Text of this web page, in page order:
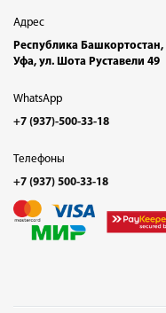
Адрес
Республика Башкортостан,
Уфа, ул. Шота Руставели 49
WhatsApp
+7 (937)-500-33-18
Телефоны
+7 (937) 500-33-18